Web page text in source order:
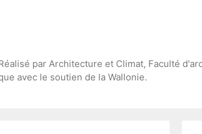
par Architecture et Climat, Faculté
avec le soutien de la Wallonie.